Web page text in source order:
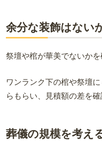
余分な装飾はない
祭壇や棺が華美でないかを
ワンランク下の棺や祭壇
らもらい、見積額の差を確
葬儀の規模を考え